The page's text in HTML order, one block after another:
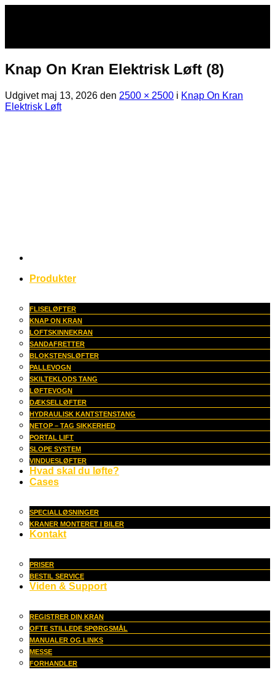
Produkter
FLISELØFTER
KNAP ON KRAN
LOFTSKINNEKRAN
SANDAFRETTER
BLOKSTENSLØFTER
PALLEVOGN
SKILTEKLODS TANG
LØFTEVOGN
DÆKSELLØFTER
HYDRAULISK KANTSTENSTANG
NETOP – TAG SIKKERHED
PORTAL LIFT
SLOPE SYSTEM
VINDUESLØFTER
Hvad skal du løfte?
Cases
SPECIALLØSNINGER
KRANER MONTERET I BILER
Kontakt
PRISER
BESTIL SERVICE
Viden & Support
REGISTRER DIN KRAN
OFTE STILLEDE SPØRGSMÅL
MANUALER OG LINKS
MESSE
FORHANDLER
Knap On Kran Elektrisk Løft (8)
Udgivet maj 13, 2026 den 2500 × 2500 i Knap On Kran
Elektrisk Løft